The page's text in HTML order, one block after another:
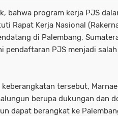
bahwa program kerja PJS
Rapat Kerja Nasional
di Palembang,
pendaftaran PJS menjadi
tersebut,
berupa dukungan dan
dapat berangkat ke